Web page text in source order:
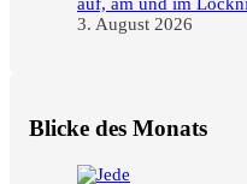
3. August 2026
Blicke des Monats